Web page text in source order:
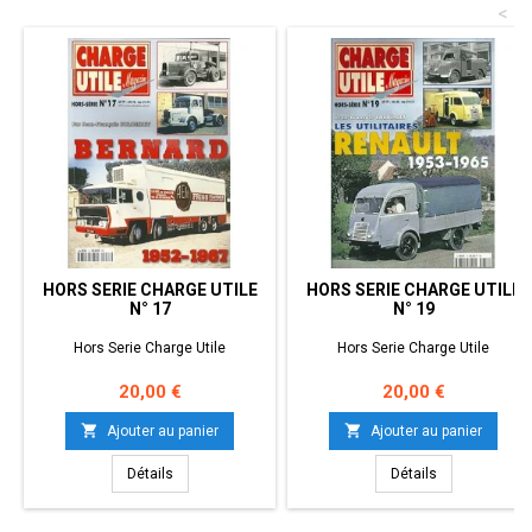
<
HORS SERIE CHARGE UTILE
N° 17
Hors Serie Charge Utile
Prix
20,00 €
 Ajouter au panier
Détails
HORS SERIE CHARGE UTILE
N° 19
Hors Serie Charge Utile
Prix
20,00 €
 Ajouter au panier
Détails